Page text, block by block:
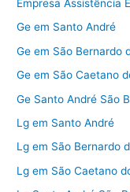
Empresa Assistência
Ge em Santo André
Ge em São Bernardo
Ge em São Caetano
Ge Santo André São
Lg em Santo André
Lg em São Bernardo
Lg em São Caetano